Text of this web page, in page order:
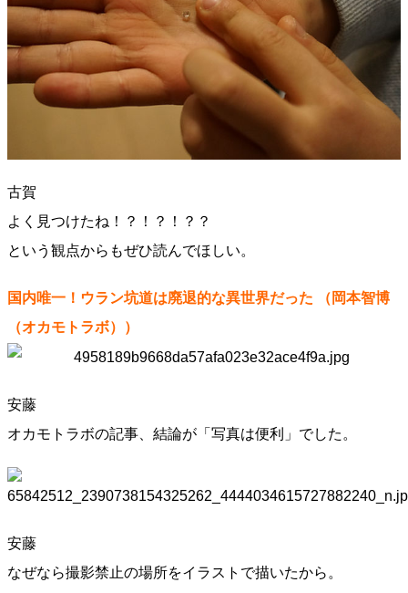
古賀
よく見つけたね！？！？！？？
という観点からもぜひ読んでほしい。
国内唯一！ウラン坑道は廃退的な異世界だった （岡本智博
（オカモトラボ））
安藤
オカモトラボの記事、結論が「写真は便利」でした。
安藤
なぜなら撮影禁止の場所をイラストで描いたから。